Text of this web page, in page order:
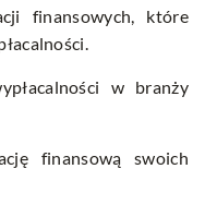
finansowych, które
w branży
finansową swoich